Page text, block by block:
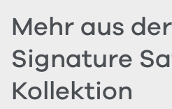
Mehr aus der
Signature
Kollektion